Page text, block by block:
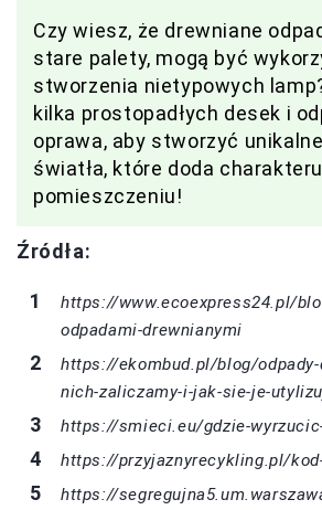
Czy wiesz, że drewniane
stare palety, mogą być
stworzenia nietypowych
kilka prostopadłych desek i
oprawa, aby stworzyć
światła, które doda
pomieszczeniu!
Źródła:
https://www.ecoexpress24.pl/
odpadami-drewnianymi
https://ekombud.pl/blog/odpady-
nich-zaliczamy-i-jak-sie-je-
https://smieci.eu/gdzie-
https://przyjaznyrecykling.pl/
https://